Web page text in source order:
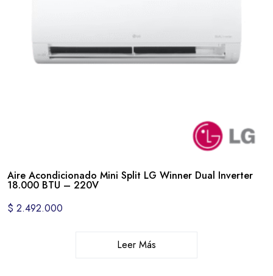
Aire Acondicionado Mini Split LG Winner Dual Inverter
18.000 BTU – 220V
$ 2.492.000
Leer Más